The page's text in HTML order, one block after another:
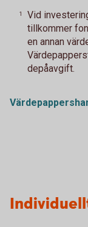
1
Vid
tillkommer
en annan
depåavgift.